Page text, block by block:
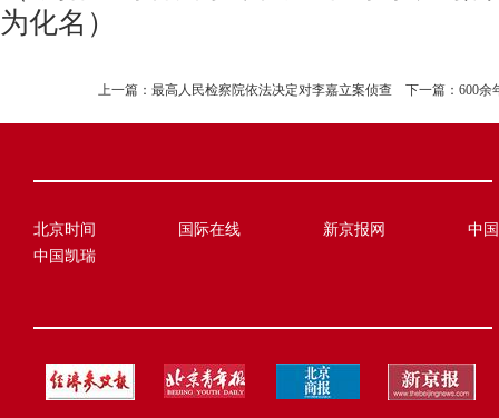
为化名）
上一篇： 最高人民检察院依法决定对李嘉立案侦查 下一篇： 600余
北京时间 国际在线 新京报网
中
中国凯瑞